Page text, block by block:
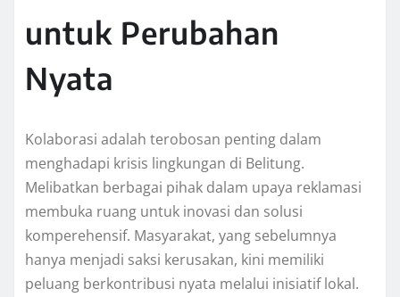
untuk Perubahan
Nyata
Kolaborasi adalah terobosan penting dalam
menghadapi krisis lingkungan di Belitung.
Melibatkan berbagai pihak dalam upaya reklamasi
membuka ruang untuk inovasi dan solusi
komperehensif. Masyarakat, yang sebelumnya
hanya menjadi saksi kerusakan, kini memiliki
peluang berkontribusi nyata melalui inisiatif lokal.